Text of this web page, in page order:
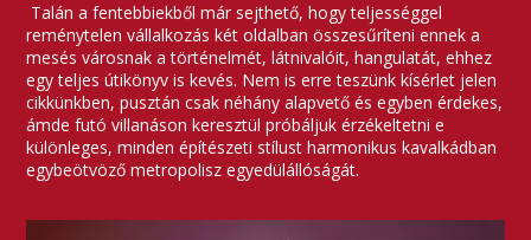
Talán a fentebbiekből már sejthető, hogy teljességgel
reménytelen vállalkozás két oldalban összesűríteni ennek a
mesés városnak a történelmét, látnivalóit, hangulatát, ehhez
egy teljes útikönyv is kevés. Nem is erre teszünk kísérlet jelen
cikkünkben, pusztán csak néhány alapvető és egyben érdekes,
ámde futó villanáson keresztül próbáljuk érzékeltetni e
különleges, minden építészeti stílust harmonikus kavalkádban
egybeötvöző metropolisz egyedülállóságát.